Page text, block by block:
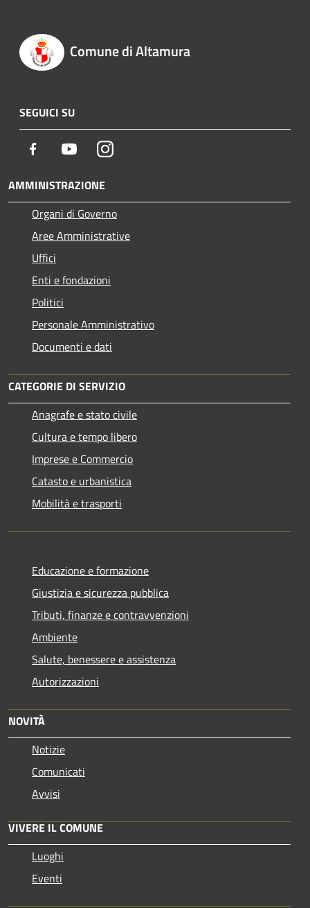
Comune di Altamura
SEGUICI SU
Facebook YoutubeInstagram
AMMINISTRAZIONE
Organi di Governo
Aree Amministrative
Uffici
Enti e fondazioni
Politici
Personale Amministrativo
Documenti e dati
CATEGORIE DI SERVIZIO
Anagrafe e stato civile
Cultura e tempo libero
Imprese e Commercio
Catasto e urbanistica
Mobilità e trasporti
Educazione e formazione
Giustizia e sicurezza pubblica
Tributi, finanze e contravvenzioni
Ambiente
Salute, benessere e assistenza
Autorizzazioni
NOVITÀ
Notizie
Comunicati
Avvisi
VIVERE IL COMUNE
Luoghi
Eventi